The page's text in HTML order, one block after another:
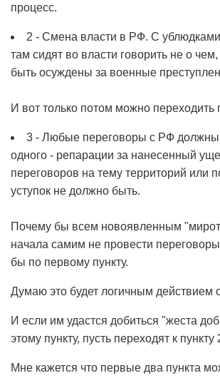
процесс.
2 - Смена власти в РФ. С
там сидят во власти говорить не о
быть осуждены за военные
И вот только потом можно переходить
3 - Любые переговоры с РФ должны
одного - репарации за нанесенный
переговоров на тему территорий или
уступок не должно быть.
Почему бы всем новоявленным
начала самим не провести
бы по первому пункту.
Думаю это будет логичным действием
И если им удастся добиться "жеста
этому пункту, пусть переходят к пункту
Мне кажется что первые два пункта